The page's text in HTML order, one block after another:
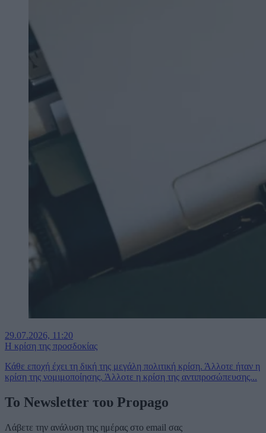
29.07.2026, 11:20
Η κρίση της προσδοκίας
Κάθε εποχή έχει τη δική της μεγάλη πολιτική κρίση. Άλλοτε ήταν η
κρίση της νομιμοποίησης. Άλλοτε η κρίση της αντιπροσώπευσης...
To Newsletter του Propago
Λάβετε την ανάλυση της ημέρας στο email σας